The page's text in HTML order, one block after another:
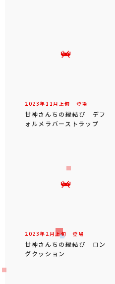
2023年 11 月 上旬 登場
甘神さんちの縁結び デフ
ォルメラバーストラップ
2023年 2 月 上旬 登場
甘神さんちの縁結び ロン
グクッション